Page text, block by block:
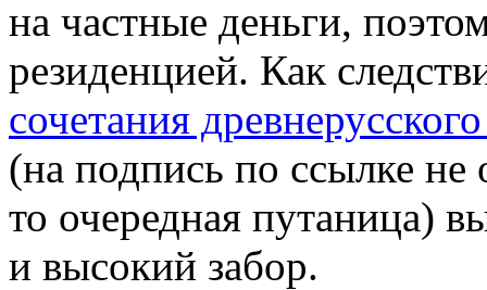
на частные деньги,
резиденцией. Как
сочетания
(на подпись по ссылке
то очередная путаница)
и высокий забор.